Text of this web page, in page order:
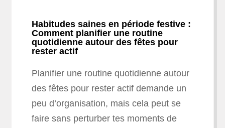
Habitudes saines en période festive :
Comment planifier une routine
quotidienne autour des fêtes pour
rester actif
Planifier une routine quotidienne autour
des fêtes pour rester actif demande un
peu d’organisation, mais cela peut se
faire sans perturber tes moments de